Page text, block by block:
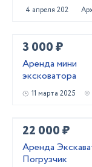
4 апреля 2025
3 000 ₽
Аренда мини
эксковатора
11 марта 2025
22 000 ₽
Аренда
Погрузчик